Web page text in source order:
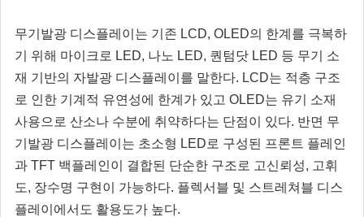
무기발광 디스플레이는 기존 LCD, OLED의 한계를 극복하
기 위해 마이크로 LED, 나노 LED, 퀀텀닷 LED 등 무기 소
재 기반의 자발광 디스플레이를 말한다. LCD는 적층 구조
로 인한 기계적 유연성에 한계가 있고 OLED는 유기 소재
사용으로 산소나 수분에 취약하다는 단점이 있다. 반면 무
기발광 디스플레이는 초소형 LED로 구성된 프론트 플레인
과 TFT 백플레인이 결합된 단순한 구조로 고신뢰성, 고휘
도, 장수명 구현이 가능하다. 플렉서블 및 스트레쳐블 디스
플레이에서도 활용도가 높다.